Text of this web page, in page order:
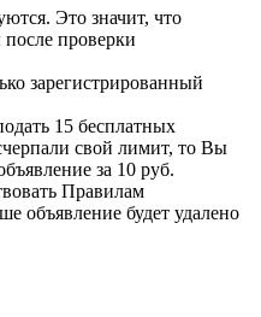
Это значит, что
проверки
зарегистрированный
15 бесплатных
свой лимит, то Вы
за 10 руб.
Правилам
объявление будет удалено